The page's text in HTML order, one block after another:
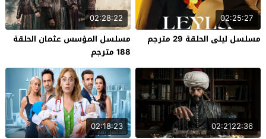
02:25:27
مسلسل ليلى الحلقة 29 مترجم
02:28:22
مسلسل المؤسس عثمان الحلقة
188 مترجم
02:2122:36
02:18:23